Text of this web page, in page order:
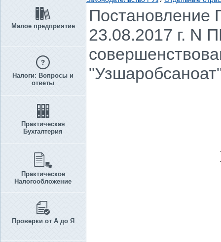
Малое предприятие
Налоги: Вопросы и
ответы
Практическая
Бухгалтерия
Практическое
Налогообложение
Проверки от А до Я
Постановление
23.08.2017 г. N